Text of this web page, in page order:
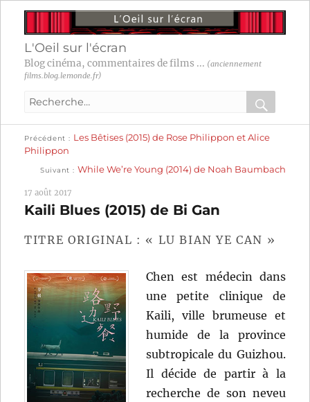
L'Oeil sur l'écran
Blog cinéma, commentaires de films ... (anciennement
films.blog.lemonde.fr)
Recherche
:
OK
Navigation
de
l’article
Précédent
précédente :
Les Bêtises (2015) de Rose Philippon et Alice
Philippon
Suivant
suivante :
While We’re Young (2014) de Noah Baumbach
17 août 2017
Kaili Blues (2015) de Bi Gan
TITRE ORIGINAL : « LU BIAN YE CAN »
Chen est médecin dans
une petite clinique de
Kaili, ville brumeuse et
humide de la province
subtropicale du Guizhou.
Il décide de partir à la
recherche de son neveu